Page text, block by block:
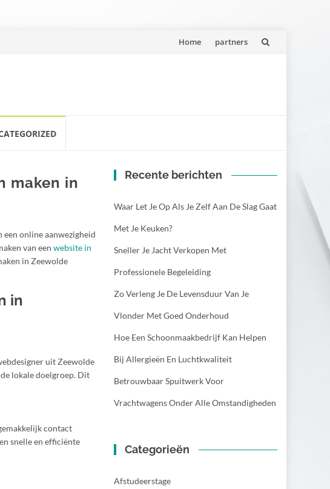
Spring
Home partners
maken in
online aanwezigheid
van een website in
in Zeewolde
in
uit Zeewolde
lokale doelgroep. Dit
contact
snelle en efficiënte
Recente berichten
Waar Let Je Op Als Je Zelf Aan De Slag Gaat
Met Je Keuken?
Sneller Je Jacht Verkopen Met
Professionele Begeleiding
Zo Verleng Je De Levensduur Van Je
Vlonder Met Goed Onderhoud
Hoe Een Schoonmaakbedrijf Kan Helpen
Bij Allergieën En Luchtkwaliteit
Betrouwbaar Spuitwerk Voor
Vrachtwagens Onder Alle Omstandigheden
Categorieën
Afstudeerstage